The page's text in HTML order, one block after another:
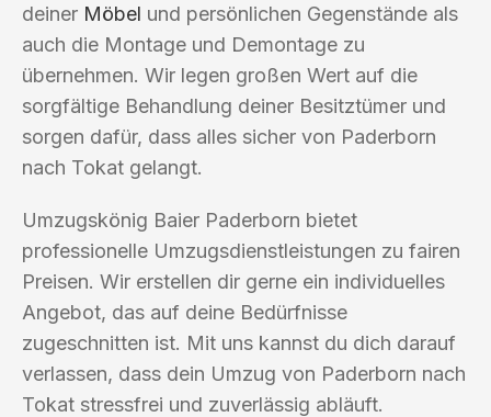
deiner Möbel und persönlichen Gegenstände als
auch die Montage und Demontage zu
übernehmen. Wir legen großen Wert auf die
sorgfältige Behandlung deiner Besitztümer und
sorgen dafür, dass alles sicher von Paderborn
nach Tokat gelangt.
Umzugskönig Baier Paderborn bietet
professionelle Umzugsdienstleistungen zu fairen
Preisen. Wir erstellen dir gerne ein individuelles
Angebot, das auf deine Bedürfnisse
zugeschnitten ist. Mit uns kannst du dich darauf
verlassen, dass dein Umzug von Paderborn nach
Tokat stressfrei und zuverlässig abläuft.